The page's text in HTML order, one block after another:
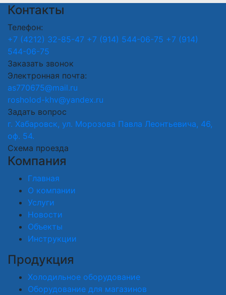
Контакты
Телефон:
+7 (4212) 32-85-47 +7 (914) 544-06-75 +7 (914)
544-06-75
Заказать звонок
Электронная почта:
as770675@mail.ru
rosholod-khv@yandex.ru
Задать вопрос
г. Хабаровск, ул. Морозова Павла Леонтьевича, 46,
оф. 54.
Схема проезда
Компания
Главная
О компании
Услуги
Новости
Объекты
Инструкции
Продукция
Холодильное оборудование
Оборудование для магазинов